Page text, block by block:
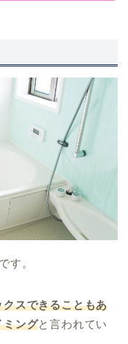
です。
スできることもあ
ミングと言われてい